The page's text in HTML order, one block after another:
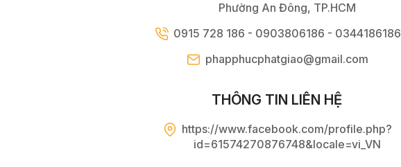
Phường An Đông, TP.HCM
0915 728 186 - 0903806186 - 0344186186
phapphucphatgiao@gmail.com
THÔNG TIN LIÊN HỆ
https://www.facebook.com/profile.php?
id=61574270876748&locale=vi_VN